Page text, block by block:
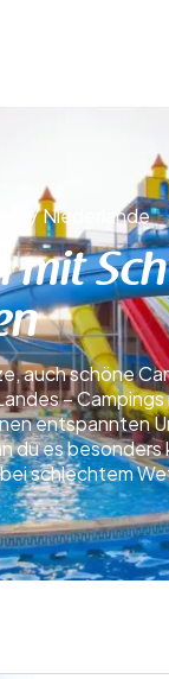
/Niederlande
mit
auch schöne
–
entspannten
du es
schlechtem